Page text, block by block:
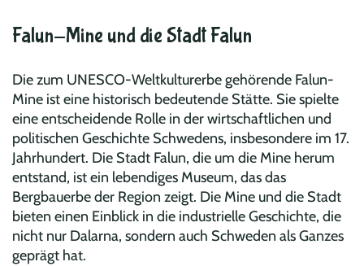
Falun-Mine und die Stadt Falun
Die zum UNESCO-Weltkulturerbe gehörende Falun-
Mine ist eine historisch bedeutende Stätte. Sie spielte
eine entscheidende Rolle in der wirtschaftlichen und
politischen Geschichte Schwedens, insbesondere im 17.
Jahrhundert. Die Stadt Falun, die um die Mine herum
entstand, ist ein lebendiges Museum, das das
Bergbauerbe der Region zeigt. Die Mine und die Stadt
bieten einen Einblick in die industrielle Geschichte, die
nicht nur Dalarna, sondern auch Schweden als Ganzes
geprägt hat.